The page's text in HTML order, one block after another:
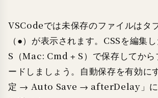
VSCodeでは未保存のファイルはタ
（●）が表示されます。CSSを編集
S（Mac: Cmd + S）で保存してから
ードしましょう。自動保存を有効に
定 → Auto Save → afterDelay」に